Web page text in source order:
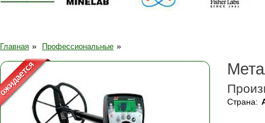
Главная » Профессиональные »
Страна: